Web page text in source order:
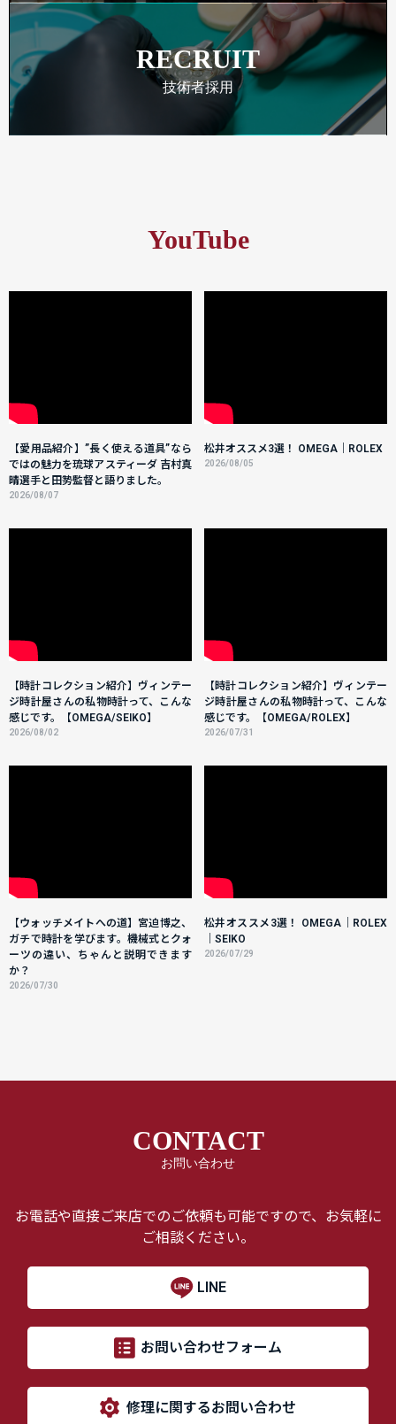
RECRUIT
技術者採用
YouTube
【愛用品紹介】”長く使える道具”なら
ではの魅力を琉球アスティーダ 吉村真
晴選手と田㔟監督と語りました。
2026/08/07
松井オススメ3選！ OMEGA｜ROLEX
2026/08/05
【時計コレクション紹介】ヴィンテー
ジ時計屋さんの私物時計って、こんな
感じです。【OMEGA/SEIKO】
2026/08/02
【時計コレクション紹介】ヴィンテー
ジ時計屋さんの私物時計って、こんな
感じです。【OMEGA/ROLEX】
2026/07/31
【ウォッチメイトへの道】宮迫博之、
ガチで時計を学びます。機械式とクォ
ーツの違い、ちゃんと説明できます
か？
2026/07/30
松井オススメ3選！ OMEGA｜ROLEX
｜SEIKO
2026/07/29
CONTACT
お問い合わせ
お電話や直接ご来店でのご依頼も可能ですので、お気軽に
ご相談ください。
LINE
お問い合わせフォーム
修理に関するお問い合わせ